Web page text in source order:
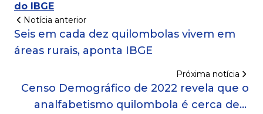
do IBGE
Notícia anterior
Seis em cada dez quilombolas vivem em
áreas rurais, aponta IBGE
Próxima notícia
Censo Demográfico de 2022 revela que o
analfabetismo quilombola é cerca de 3